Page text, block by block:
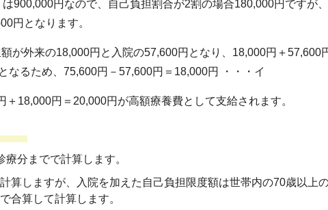
900,000円なので、自己負担割合が2割の場合180,000円ですが
円となります。
が外来の18,000円と入院の57,600円となり、18,000円＋57,600
なるため、75,600円－57,600円＝18,000円 ・・・イ
＋18,000円＝20,000円が高額療養費として支給されます。
療分までで計算します。
算しますが、入院を加えた自己負担限度額は世帯内の70歳以上
合算して計算します。